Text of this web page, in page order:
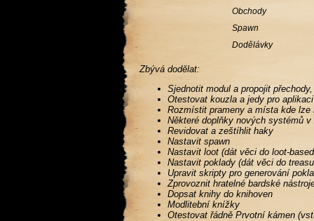
Obchody
Spawn
Dodělávky
Zbývá dodělat:
Sjednotit modul a propojit
Otestovat kouzla a jedy pro
Rozmístit prameny a místa kde
Některé doplňky nových systémů
Revidovat a zeštíhlit haky
Nastavit spawn
Nastavit loot (dát věci do loot-
Nastavit poklady (dát věci do
Upravit skripty pro generování
Zprovoznit hratelné bardské
Dopsat knihy do knihoven
Modlitební knížky
Otestovat řádně Prvotní kámen